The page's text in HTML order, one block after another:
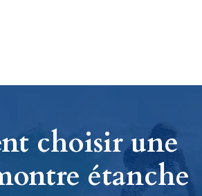
choisir une
étanche